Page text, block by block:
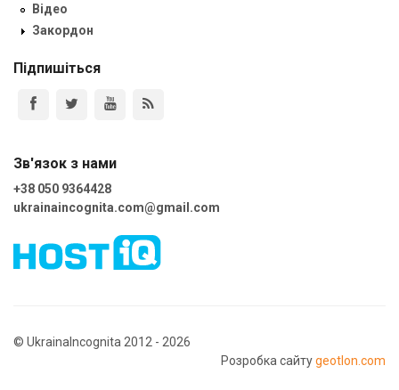
Відео
Закордон
Підпишіться
Зв'язок з нами
+38 050 9364428
ukrainaincognita.com@gmail.com
© UkrainaIncognita 2012 - 2026
Розробка сайтуgeotlon.com